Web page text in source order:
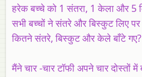
हरेक बच्चे को 1 संतरा, 1 केला और 5
सभी बच्चों ने संतरे और बिस्कुट लिए
कितने संतरे, बिस्कुट और केले बाँटे गए?
मैंने चार -चार टॉफी अपने चार दोस्तों